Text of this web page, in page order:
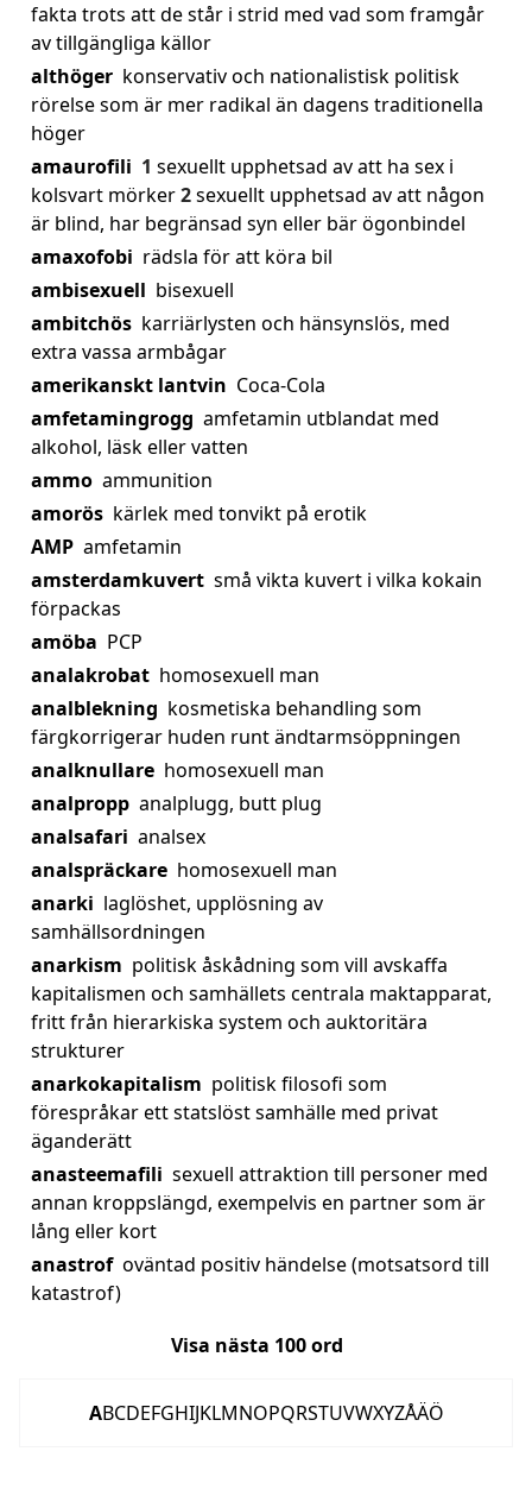
fakta trots att de står i strid med vad som framgår
av tillgängliga källor
althöger konservativ och nationalistisk politisk
rörelse som är mer radikal än dagens traditionella
höger
amaurofili 1 sexuellt upphetsad av att ha sex i
kolsvart mörker2sexuellt upphetsad av att någon
är blind, har begränsad syn eller bär ögonbindel
amaxofobi rädsla för att köra bil
ambisexuell bisexuell
ambitchös karriärlysten och hänsynslös, med
extra vassa armbågar
amerikanskt lantvin Coca-Cola
amfetamingrogg amfetamin utblandat med
alkohol, läsk eller vatten
ammo ammunition
amorös kärlek med tonvikt på erotik
AMP amfetamin
amsterdamkuvert små vikta kuvert i vilka kokain
förpackas
amöba PCP
analakrobat homosexuell man
analblekning kosmetiska behandling som
färgkorrigerar huden runt ändtarmsöppningen
analknullare homosexuell man
analpropp analplugg, butt plug
analsafari analsex
analspräckare homosexuell man
anarki laglöshet, upplösning av
samhällsordningen
anarkism politisk åskådning som vill avskaffa
kapitalismen och samhällets centrala maktapparat,
fritt från hierarkiska system och auktoritära
strukturer
anarkokapitalism politisk filosofi som
förespråkar ett statslöst samhälle med privat
äganderätt
anasteemafili sexuell attraktion till personer med
annan kroppslängd, exempelvis en partner som är
lång eller kort
anastrof oväntad positiv händelse (motsatsord till
katastrof)
Visa nästa 100ord
ABCDEFGHIJKLMNOPQRSTUVWXYZÅÄÖ